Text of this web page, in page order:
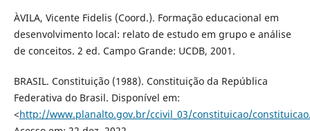
ÀVILA, Vicente Fidelis (Coord.). Formação educacional em
desenvolvimento local: relato de estudo em grupo e análise
de conceitos. 2 ed. Campo Grande: UCDB, 2001.
BRASIL. Constituição (1988). Constituição da República
Federativa do Brasil. Disponível em:
<http://www.planalto.gov.br/ccivil_03/constituicao/